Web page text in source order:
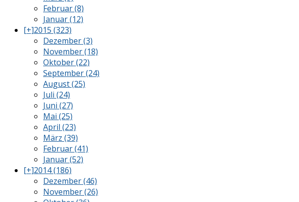
Februar (8)
Januar (12)
[+]2015 (323)
Dezember (3)
November (18)
Oktober (22)
September (24)
August (25)
Juli (24)
Juni (27)
Mai (25)
April (23)
März (39)
Februar (41)
Januar (52)
[+]2014 (186)
Dezember (46)
November (26)